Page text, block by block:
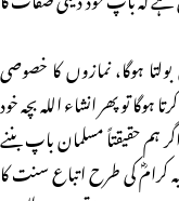
ہوگا، نمازوں کا خصوصی
تو پھر انشاء اللہ بچہ خود
ہم حقیقتاً مسلمان باپ بننے
کرامؓ کی طرح اتباع سنت کا